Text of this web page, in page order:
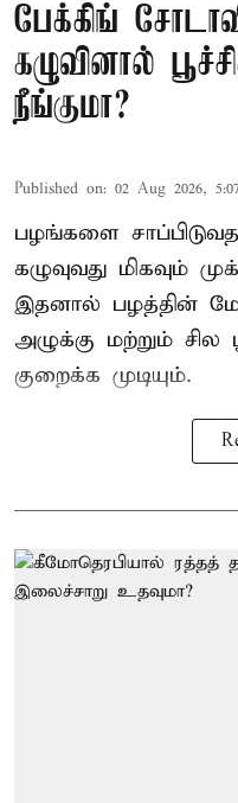
பேக்கிங்
கழுவினால்
நீங்குமா?
Published on: 02 Aug 2026,
பழங்களை
கழுவுவது மிகவும்
இதனால் பழத்தின்
அழுக்கு மற்றும்
குறைக்க முடியும்.